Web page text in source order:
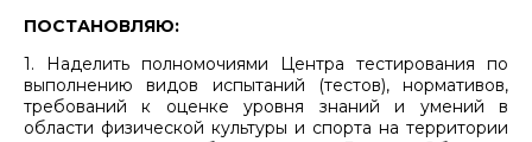
ПОСТАНОВЛЯЮ:
1. Наделить полномочиями Центра тестирования по
выполнению видов испытаний (тестов), нормативов,
требований к оценке уровня знаний и умений в
области физической культуры и спорта на территории